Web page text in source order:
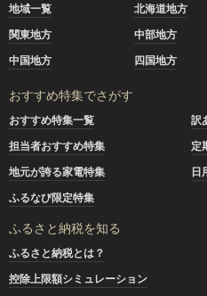
地域一覧 北海道地方
関東地方
中部地方
中国地方
四国地方
おすすめ特集でさがす
おすすめ特集一覧
訳
担当者おすすめ特集
定
地元が誇る家電特集
日
ふるなび限定特集
ふるさと納税を知る
ふるさと納税とは？
控除上限額シミュレーション